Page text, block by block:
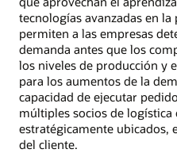
tecnologías avanzadas en
permiten a las empresas
demanda antes que los
los niveles de producción y
para los aumentos de la
capacidad de ejecutar
múltiples socios de logística
estratégicamente ubicados,
del cliente.